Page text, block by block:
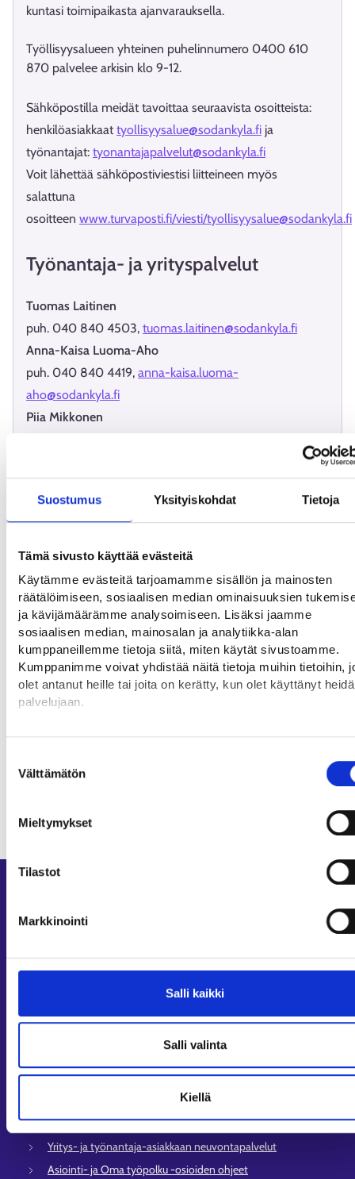
Suostumus Yksityiskohdat Tietoja
Tämä sivusto käyttää evästeitä
Käytämme evästeitä tarjoamamme sisällön ja mainosten
räätälöimiseen, sosiaalisen median ominaisuuksien
ja kävijämäärämme analysoimiseen. Lisäksi jaamme
sosiaalisen median, mainosalan ja analytiikka-alan
kumppaneillemme tietoja siitä, miten käytät sivustoamme.
Kumppanimme voivat yhdistää näitä tietoja muihin tietoihin,
olet antanut heille tai joita on kerätty, kun olet käyttänyt
palvelujaan.
Lue tarkemmin
valinta
Välttämätön
Mieltymykset
Tilastot
Markkinointi
Salli kaikki
Salli valinta
Kiellä
kuntasi toimipaikasta ajanvarauksella.
Työllisyysalueen yhteinen puhelinnumero 0400 610
870 palvelee arkisin klo 9-12.
Sähköpostilla meidät tavoittaa seuraavista osoitteista:
henkilöasiakkaat tyollisyysalue@sodankyla.fi ja
työnantajat: tyonantajapalvelut@sodankyla.fi
Voit lähettää sähköpostiviestisi liitteineen myös
salattuna
osoitteen www.turvaposti.fi/viesti/tyollisyysalue@sodankyla.fi
Työnantaja- ja yrityspalvelut
Tuomas Laitinen
puh. 040 840 4503, tuomas.laitinen@sodankyla.fi
Anna-Kaisa Luoma-Aho
puh. 040 840 4419, anna-kaisa.luoma-
aho@sodankyla.fi
Piia Mikkonen
puh. 040 840 4640,paula.kursu@sodankyla.fi
Minna Suominen
puh. 040 172 2128,minna.suominen@sodankyla.fi
Maksatus
Palkkatuen, starttirahan, harkinnanvaraisen
kulukorvauksen, työolosuhteiden järjestelytuen sekä
matka- ja yöpymiskustannusten
korvauksen maksatuksiin liittyvissä asioissa voit olla
yhteydessä
sähköpostitse:
Asiointi
Työnhakuprofiili
Tietoa muilla kielillä
Työllisyysalueiden yhteystiedot
Työttömyysturvaneuvonta
Yritys- ja työnantaja-asiakkaan neuvontapalvelut
Asiointi- ja Oma työpolku -osioiden ohjeet